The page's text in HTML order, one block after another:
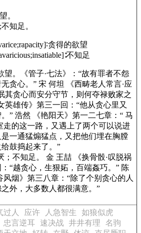
。
知足。
贪得的欲望
不知足
望。 《管子·七法》
：“故有罪者不怨
无贪心。” 宋 何坦
《西畴老人常言·应
其贪心而安分守节，则何夺禄败家之
英雄传》 第三一回：“他从贪心里又
” 浩然
《艳阳天》 第一二七章：“ 马
走的这一路，又遇上了两个可以说进
一通猛煽猛点，又把他们埋在胸膛
鼓捣起来了。”
；不知足。 金 王喆
《换骨骰·叹脱祸
“越贪心，生狠妬，百端姦巧。” 陈
风烟》 第三八章：“除了个别贪心的人
外，大多数人都很满意。”
过人 应许 人急智生
如狼似虎
忠言逆耳 速决战 井井有理
名驹